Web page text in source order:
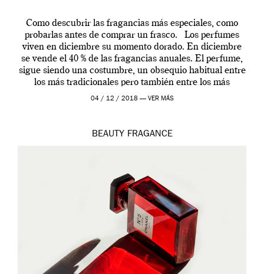
Como descubrir las fragancias más especiales, como
probarlas antes de comprar un frasco. Los perfumes
viven en diciembre su momento dorado. En diciembre
se vende el 40 % de las fragancias anuales. El perfume,
sigue siendo una costumbre, un obsequio habitual entre
los más tradicionales pero también entre los más
modernos. Estos días ha […]
04 / 12 / 2018 — VER MÁS
BEAUTY FRAGANCE